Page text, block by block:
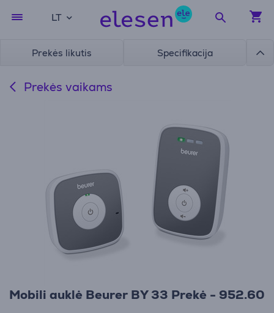
LT
Prekės likutis Specifikacija
Prekės vaikams
Mobili auklė Beurer BY 33 Prekė - 952.60